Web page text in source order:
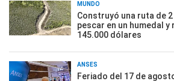
MUNDO
Construyó una ruta de
pescar en un humedal
145.000 dólares
ANSES
Feriado del 17 de